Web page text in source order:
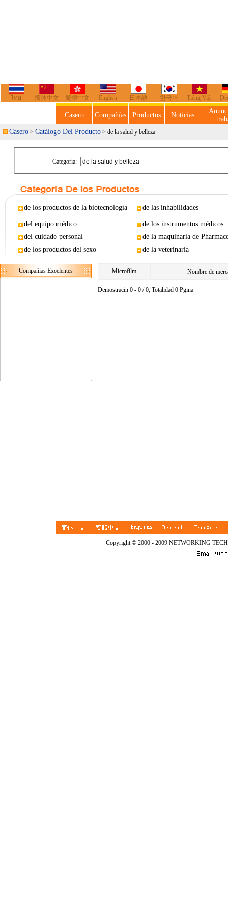
ไทย 简体中文 繁體中文 English 日本語 한국어 Tiếng Việt
Casero Compañías Productos Noticias
Casero > Catálogo Del Producto > de la salud y belleza
Categoría:
de los productos de la biotecnología de las inhabilidades
del equipo médico
de los instrumentos médicos
del cuidado personal
de la maquinaria de
de los productos del sexo
de la veterinaría
Compañías Excelentes Microfilm Nombre de
Demostracin 0 - 0 / 0, Totalidad 0 Pgina
Copyright © 2000 - 2009 NETWORKING